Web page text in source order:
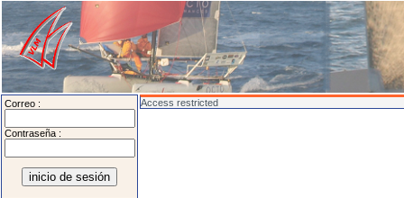
Correo :
Contraseña :
Access restricted